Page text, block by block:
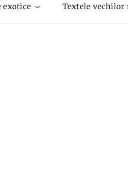
exotice Textele vechilor